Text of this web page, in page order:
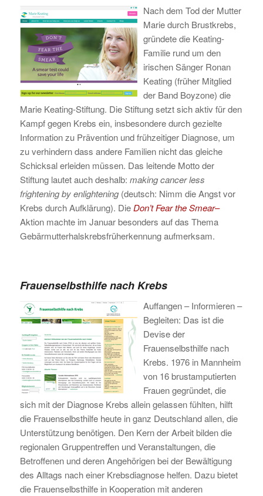
Nach dem Tod der Mutter
Marie durch Brustkrebs,
gründete die Keating-
Familie rund um den
irischen Sänger Ronan
Keating (früher Mitglied
der Band Boyzone) die
Marie Keating-Stiftung. Die Stiftung setzt sich aktiv für den
Kampf gegen Krebs ein, insbesondere durch gezielte
Information zu Prävention und frühzeitiger Diagnose, um
zu verhindern dass andere Familien nicht das gleiche
Schicksal erleiden müssen. Das leitende Motto der
Stiftung lautet auch deshalb: making cancer less
frightening by enlightening(deutsch: Nimm die Angst vor
Krebs durch Aufklärung). DieDon’t Fear the Smear–
Aktion machte im Januar besonders auf das Thema
Gebärmutterhalskrebsfrüherkennung aufmerksam.
Frauenselbsthilfe nach Krebs
Auffangen – Informieren –
Begleiten: Das ist die
Devise der
Frauenselbsthilfe nach
Krebs. 1976 in Mannheim
von 16 brustamputierten
Frauen gegründet, die
sich mit der Diagnose Krebs allein gelassen fühlten, hilft
die Frauenselbsthilfe heute in ganz Deutschland allen, die
Unterstützung benötigen. Den Kern der Arbeit bilden die
regionalen Gruppentreffen und Veranstaltungen, die
Betroffenen und deren Angehörigen bei der Bewältigung
des Alltags nach einer Krebsdiagnose helfen. Dazu bietet
die Frauenselbsthilfe in Kooperation mit anderen